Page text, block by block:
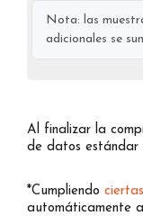
Nota: las
adicionales se
Al finalizar la
de datos estándar
*Cumpliendo
automáticamente